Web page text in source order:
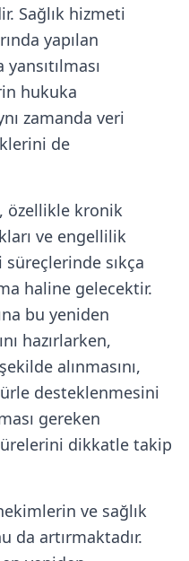
Sağlık hizmeti
yapılan
hukuka
zamanda veri
de
özellikle kronik
ve engellilik
sıkça
haline gelecektir.
bu yeniden
hazırlarken,
alınmasını,
desteklenmesini
gereken
dikkatle takip
ve sağlık
da artırmaktadır.